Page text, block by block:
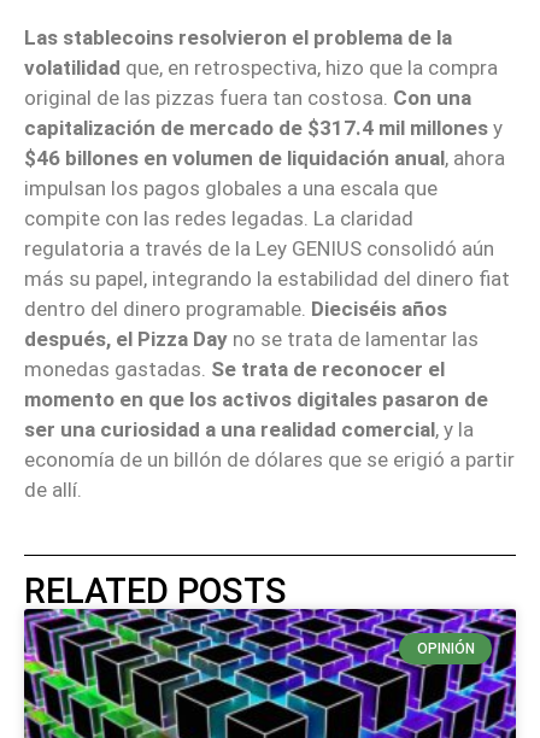
Las stablecoins resolvieron el problema de la
volatilidad que, en retrospectiva, hizo que la compra
original de las pizzas fuera tan costosa. Con una
capitalización de mercado de $317.4 mil millones y
$46 billones en volumen de liquidación anual, ahora
impulsan los pagos globales a una escala que
compite con las redes legadas. La claridad
regulatoria a través de la Ley GENIUS consolidó aún
más su papel, integrando la estabilidad del dinero fiat
dentro del dinero programable. Dieciséis años
después, el Pizza Day no se trata de lamentar las
monedas gastadas. Se trata de reconocer el
momento en que los activos digitales pasaron de
ser una curiosidad a una realidad comercial, y la
economía de un billón de dólares que se erigió a partir
de allí.
RELATED POSTS
OPINIÓN